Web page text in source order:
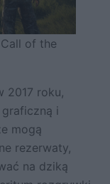
of the
2017 roku,
i
mogą
rezerwaty,
na dziką